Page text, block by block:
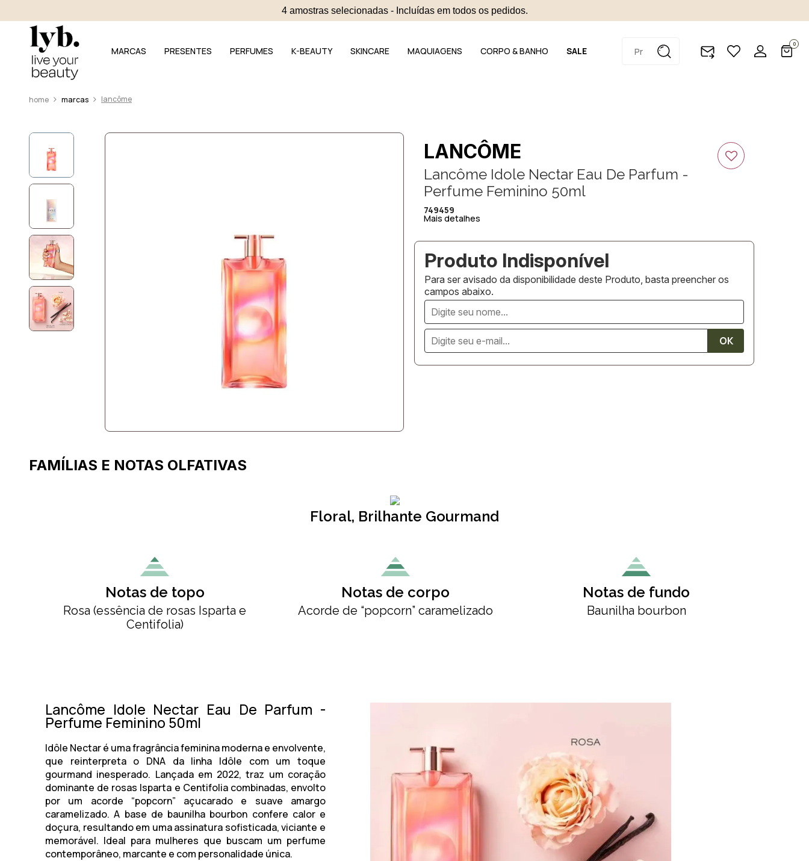
4 amostras selecionadas - Incluídas em todos os pedidos.
MARCAS PRESENTES PERFUMES K-BEAUTY SKINCARE MAQUIAGENS CORPO & BANHO SALE
0
marcas lancôme
LANCÔME
Lancôme Idole Nectar Eau De Parfum -
Perfume Feminino 50ml
749459
Mais detalhes
Para ser avisado da disponibilidade deste Produto, basta preencher os
campos abaixo.
FAMÍLIAS E NOTAS OLFATIVAS
Floral, Brilhante Gourmand
Notas de topo
Rosa (essência de rosas Isparta e
Centifolia)
Notas de corpo
Acorde de “popcorn” caramelizado
Notas de fundo
Baunilha bourbon
Lancôme Idole Nectar Eau De Parfum -
Perfume Feminino 50ml
Idôle Nectar é uma fragrância feminina moderna e envolvente,
que reinterpreta o DNA da linha Idôle com um toque
gourmand inesperado. Lançada em 2022, traz um coração
dominante de rosas Isparta e Centifolia combinadas, envolto
por um acorde “popcorn” açucarado e suave amargo
caramelizado. A base de baunilha bourbon confere calor e
doçura, resultando em uma assinatura sofisticada, viciante e
memorável. Ideal para mulheres que buscam um perfume
contemporâneo, marcante e com personalidade única.